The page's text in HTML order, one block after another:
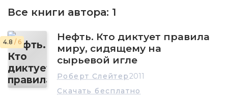
Все книги автора: 1
4.8 / 6
Нефть. Кто диктует правила
миру, сидящему на
сырьевой игле
Роберт Слейтер2011
Скачать бесплатно